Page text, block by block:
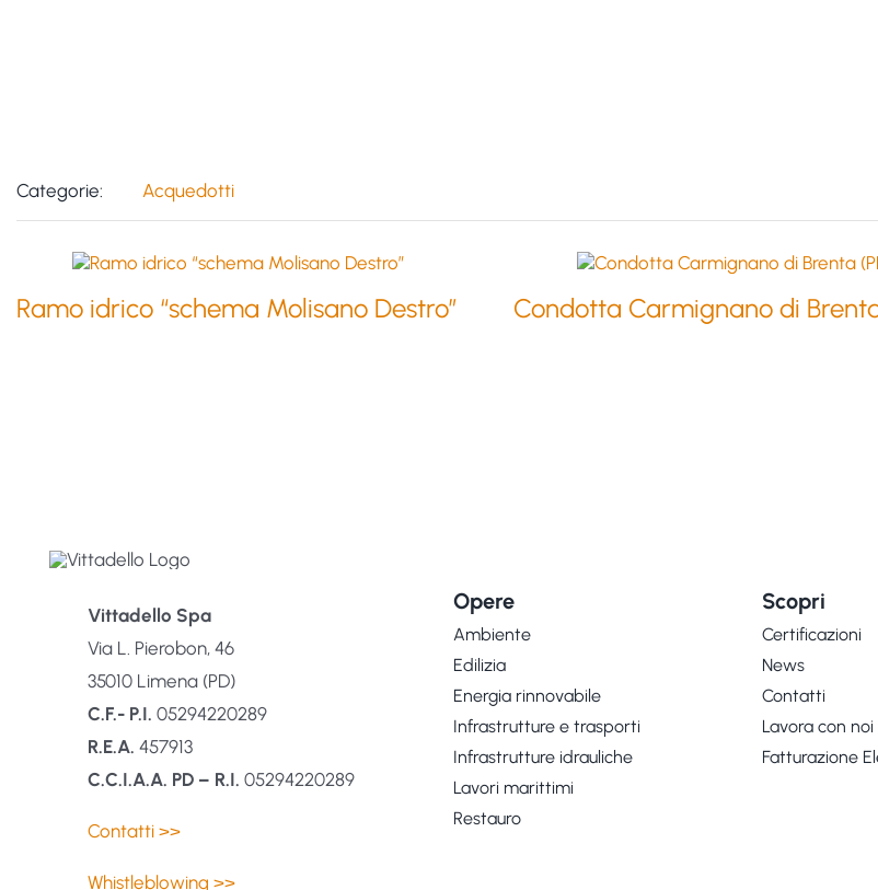
Categorie: Acquedotti
Ramo idrico “schema Molisano Destro” Condotta Carmignano di
Vittadello Spa
Via L. Pierobon, 46
35010 Limena (PD)
C.F.- P.I. 05294220289
R.E.A. 457913
C.C.I.A.A. PD – R.I. 05294220289
Contatti >>
Whistleblowing >>
Opere
Ambiente
Edilizia
Energia rinnovabile
Infrastrutture e trasporti
Infrastrutture idrauliche
Lavori marittimi
Restauro
Scopri
Certificazioni
News
Contatti
Lavora con noi
Fatturazione